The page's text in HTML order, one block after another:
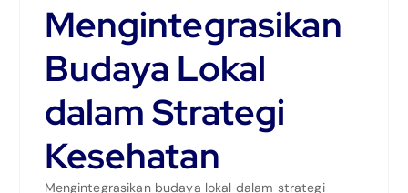
Mengintegrasikan
Budaya Lokal
dalam Strategi
Kesehatan
Mengintegrasikan budaya lokal dalam strategi